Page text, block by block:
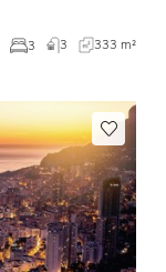
3 3 333 m²